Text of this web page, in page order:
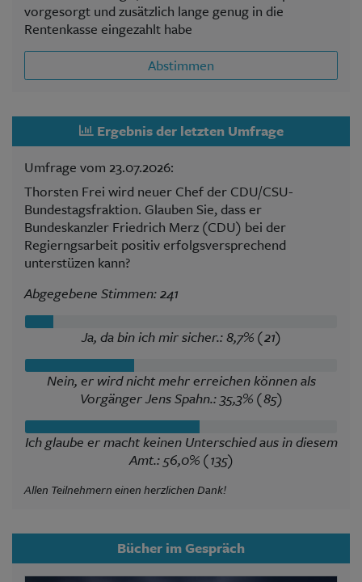
vorgesorgt und zusätzlich lange genug in die
Rentenkasse eingezahlt habe
Abstimmen
Ergebnis der letzten Umfrage
Umfrage vom 23.07.2026:
Thorsten Frei wird neuer Chef der CDU/CSU-
Bundestagsfraktion. Glauben Sie, dass er
Bundeskanzler Friedrich Merz (CDU) bei der
Regierngsarbeit positiv erfolgsversprechend
unterstüzen kann?
Abgegebene Stimmen: 241
Ja, da bin ich mir sicher.: 8,7% (21)
Nein, er wird nicht mehr erreichen können als
Vorgänger Jens Spahn.: 35,3% (85)
Ich glaube er macht keinen Unterschied aus in diesem
Amt.: 56,0% (135)
Allen Teilnehmern einen herzlichen Dank!
Bücher im Gespräch